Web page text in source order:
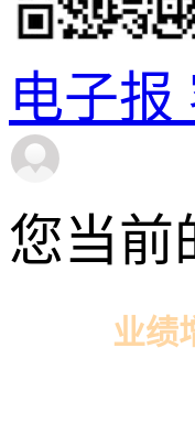
电子报
您当前
业绩